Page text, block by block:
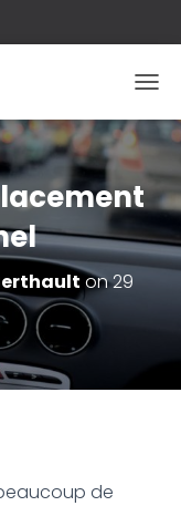
U
V
F
E
A
on29
de